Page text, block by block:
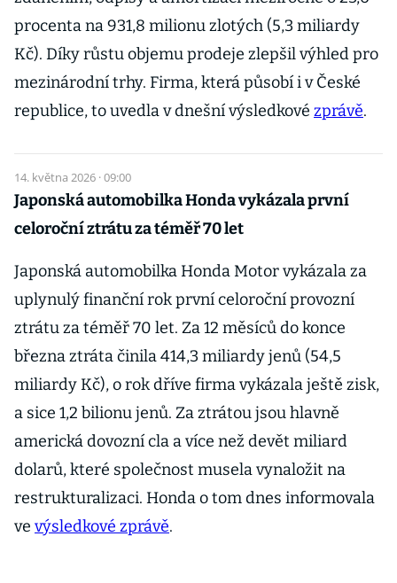
procenta na 931,8 milionu zlotých (5,3 miliardy
Kč). Díky růstu objemu prodeje zlepšil výhled pro
mezinárodní trhy. Firma, která působí i v České
republice, to uvedla v dnešní výsledkové zprávě.
14. května 2026 · 09:00
Japonská automobilka Honda vykázala první
celoroční ztrátu za téměř 70 let
Japonská automobilka Honda Motor vykázala za
uplynulý finanční rok první celoroční provozní
ztrátu za téměř 70 let. Za 12 měsíců do konce
března ztráta činila 414,3 miliardy jenů (54,5
miliardy Kč), o rok dříve firma vykázala ještě zisk,
a sice 1,2 bilionu jenů. Za ztrátou jsou hlavně
americká dovozní cla a více než devět miliard
dolarů, které společnost musela vynaložit na
restrukturalizaci. Honda o tom dnes informovala
ve výsledkové zprávě.